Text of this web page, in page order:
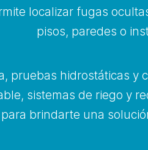
localizar fugas
pisos, paredes o
pruebas hidrostáticas y
sistemas de riego y
brindarte una